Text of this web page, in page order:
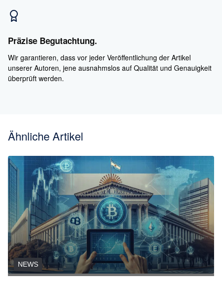
Präzise Begutachtung.
Wir garantieren, dass vor jeder Veröffentlichung der Artikel
unserer Autoren, jene ausnahmslos auf Qualität und Genauigkeit
überprüft werden.
Ähnliche Artikel
NEWS